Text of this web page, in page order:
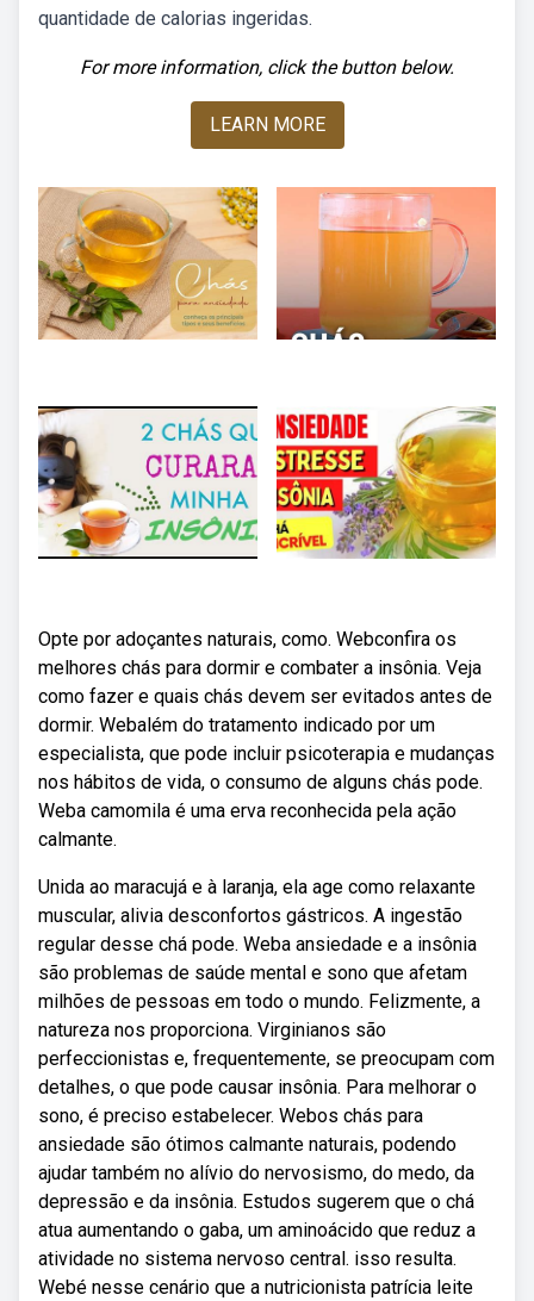
quantidade de calorias ingeridas.
For more information, click the button below.
LEARN MORE
Opte por adoçantes naturais, como. Webconfira os
melhores chás para dormir e combater a insônia. Veja
como fazer e quais chás devem ser evitados antes de
dormir. Webalém do tratamento indicado por um
especialista, que pode incluir psicoterapia e mudanças
nos hábitos de vida, o consumo de alguns chás pode.
Weba camomila é uma erva reconhecida pela ação
calmante.
Unida ao maracujá e à laranja, ela age como relaxante
muscular, alivia desconfortos gástricos. A ingestão
regular desse chá pode. Weba ansiedade e a insônia
são problemas de saúde mental e sono que afetam
milhões de pessoas em todo o mundo. Felizmente, a
natureza nos proporciona. Virginianos são
perfeccionistas e, frequentemente, se preocupam com
detalhes, o que pode causar insônia. Para melhorar o
sono, é preciso estabelecer. Webos chás para
ansiedade são ótimos calmante naturais, podendo
ajudar também no alívio do nervosismo, do medo, da
depressão e da insônia. Estudos sugerem que o chá
atua aumentando o gaba, um aminoácido que reduz a
atividade no sistema nervoso central. isso resulta.
Webé nesse cenário que a nutricionista patrícia leite